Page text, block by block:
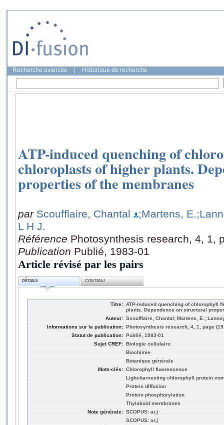
Recherche avancée Historique de recherche
ATP-induced quenching of
chloroplasts of higher plants.
properties of the membranes
par Scoufflaire, Chantal ;Martens, E.
L H J.
Référence Photosynthesis research, 4, 1,
Publication Publié, 1983-01
Article révisé par les pairs
DÉTAILS CONTENU
Titre: ATP-induced quenching of chlorophyll
plants. Dependence on structural
Auteur: Scoufflaire, Chantal; Martens, E.;
Informations sur la publication: Photosynthesis research, 4, 1, page
Statut de publication: Publié, 1983-01
Sujet CREF: Biologie cellulaire
Biochimie
Botanique générale
Mots-clés: Chlorophyll fluorescence
Light-harvesting chlorophyll protein
Protein diffusion
Protein phosphorylation
Thylakoid membranes
Note générale: SCOPUS: ar.j
SCOPUS: ar.j